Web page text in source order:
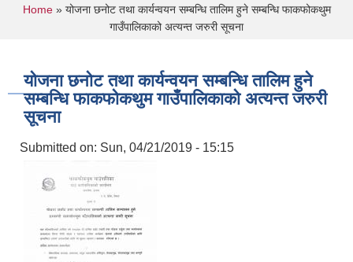
You are here
Home» योजना छनोट तथा कार्यन्वयन सम्बन्धि तालिम हुने सम्बन्धि फाकफोकथुम
गाउँपालिकाको अत्यन्त जरुरी सूचना
योजना छनोट तथा कार्यन्वयन सम्बन्धि तालिम हुने
सम्बन्धि फाकफोकथुम गाउँपालिकाको अत्यन्त जरुरी
सूचना
Submitted on: Sun, 04/21/2019 - 15:15